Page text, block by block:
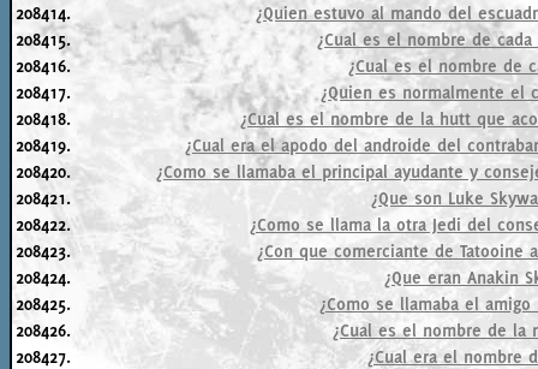
208414.
¿Quien estuvo al mando del
208415.
¿Cual es el nombre de
208416.
¿Cual es el nombre de
208417.
¿Quien es normalmente el
208418.
¿Cual es el nombre de la hutt que
208419.
¿Cual era el apodo del androide del
208420.
¿Como se llamaba el principal ayudante y
208421.
¿Que son Luke
208422.
¿Como se llama la otra Jedi del
208423.
¿Con que comerciante de Tatooine
208424.
¿Que eran Anakin
208425.
¿Como se llamaba el
208426.
¿Cual es el nombre de la
208427.
¿Cual era el nombre